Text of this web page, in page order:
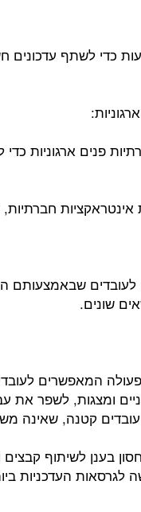
כדי לשתף
פנים ארגוניות
חברתיות,
לעובדים שבאמצעותם
שונים.
המאפשרים
ומצגות, לשפר את
קטנה, שאינה
בענן לשיתוף
לגרסאות העדכניות